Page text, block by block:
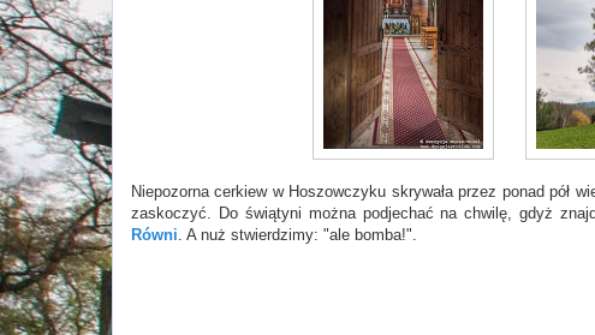
Niepozorna cerkiew w Hoszowczyku skrywała przez ponad pół
zaskoczyć. Do świątyni można podjechać na chwilę, gdyż
Równi. A nuż stwierdzimy: "ale bomba!".